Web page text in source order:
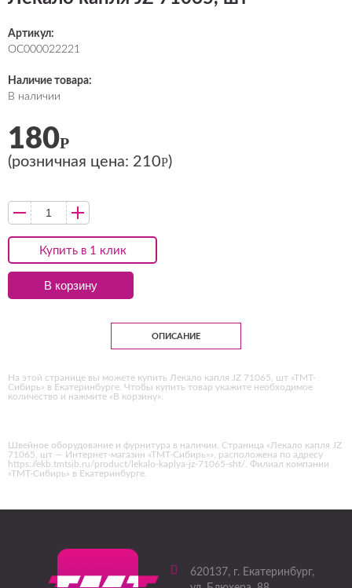
Артикул:
ОС000022221
Наличие товара:
В наличии
Купить в 1 клик
180Р
(розничная цена: 210Р)
В корзину
ОПИСАНИЕ
На этой странице вы можете купить Лекало капля JZ 71065, шт «ТМТ-
Сибирь» в Екатеринбурге. Чтобы купить товар укажите необходимое
количество и нажмите «В корзину».
Швейное оборудование и фурнитура в наличии. Страница «Лекало капля JZ
71065, шт — Интернет-магазин «ТМТ-Сибирь»», расположена по адресу
https://ekb.tmtsib.ru/product/lekalo-kaplya-jz-71065-sht/. Филиал компании
«ТМТ-Сибирь» в Екатеринбурге.
620137, г. Екатеринбург,